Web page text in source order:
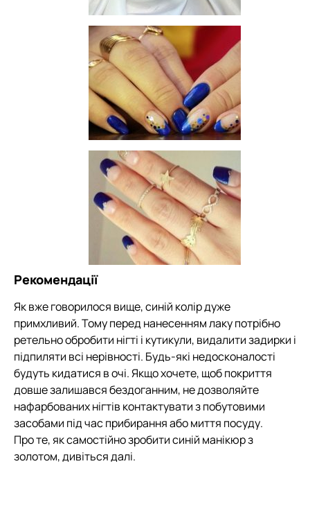
Рекомендації
Як вже говорилося вище, синій колір дуже
примхливий. Тому перед нанесенням лаку потрібно
ретельно обробити нігті і кутикули, видалити задирки і
підпиляти всі нерівності. Будь-які недосконалості
будуть кидатися в очі. Якщо хочете, щоб покриття
довше залишався бездоганним, не дозволяйте
нафарбованих нігтів контактувати з побутовими
засобами під час прибирання або миття посуду.
Про те, як самостійно зробити синій манікюр з
золотом, дивіться далі.